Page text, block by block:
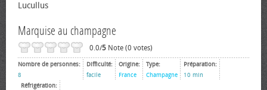
Lucullus
Marquise au champagne
0.0/5 Note (0 votes)
Nombre de personnes:
8
Difficulté:
facile
Origine:
France
Type:
Champagne
Préparation:
10 min
Réfrigération: